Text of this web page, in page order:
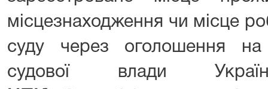
місцезнаходження чи місце
суду через оголошення на
судової влади